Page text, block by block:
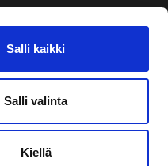
Salli kaikki
Salli valinta
Kiellä